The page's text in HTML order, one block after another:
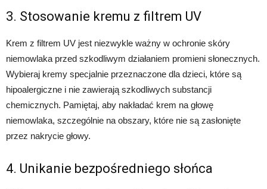
3. Stosowanie kremu z filtrem UV
Krem z filtrem UV jest niezwykle ważny w ochronie skóry
niemowlaka przed szkodliwym działaniem promieni słonecznych.
Wybieraj kremy specjalnie przeznaczone dla dzieci, które są
hipoalergiczne i nie zawierają szkodliwych substancji
chemicznych. Pamiętaj, aby nakładać krem na głowę
niemowlaka, szczególnie na obszary, które nie są zasłonięte
przez nakrycie głowy.
4. Unikanie bezpośredniego słońca